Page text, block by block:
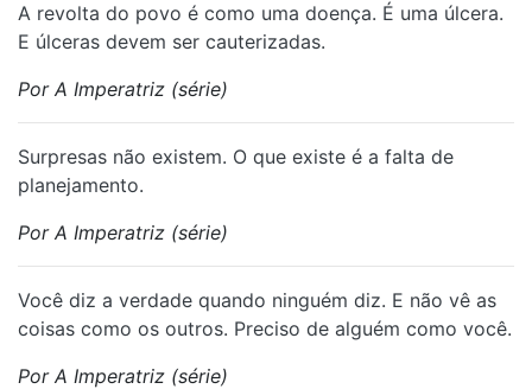
A revolta do povo é como uma doença. É uma úlcera.
E úlceras devem ser cauterizadas.
Por A Imperatriz (série)
Surpresas não existem. O que existe é a falta de
planejamento.
Por A Imperatriz (série)
Você diz a verdade quando ninguém diz. E não vê as
coisas como os outros. Preciso de alguém como você.
Por A Imperatriz (série)